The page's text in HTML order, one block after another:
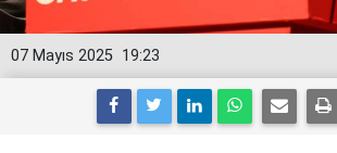
19:23
07 Mayıs 2025